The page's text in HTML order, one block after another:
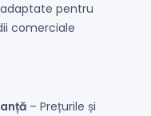
pentru
comerciale
– Prețurile și